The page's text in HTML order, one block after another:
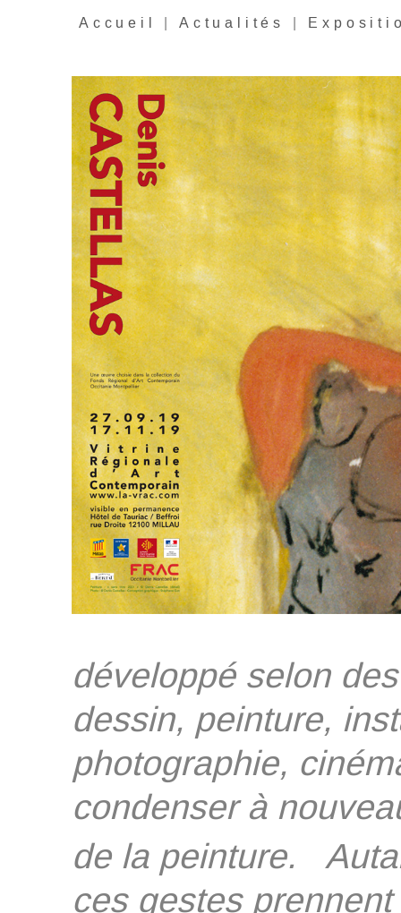
Accueil Actualités
développé selon
dessin, peinture,
photographie,
condenser à
de la peinture.
ces gestes